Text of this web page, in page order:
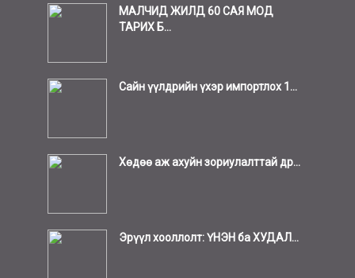
МАЛЧИД ЖИЛД 60 САЯ МОД
ТАРИХ Б...
Сайн үүлдрийн үхэр импортлох 1...
Хөдөө аж ахуйн зориулалттай др...
Эрүүл хооллолт: ҮНЭН ба ХУДАЛ...